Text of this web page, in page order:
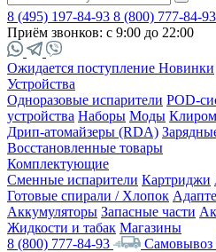
8 (495) 197-84-93 8 (800) 777-84-93
Приём звонков: с 9:00 до 22:00
Ожидается поступление Новинки
Устройства
Одноразовые испарители POD-
устройства Наборы Моды
Дрип-атомайзеры (RDA)
Восстановленные товары
Комплектующие
Сменные испарители Картриджи
Готовые спирали / Хлопок
Аккумуляторы Запасные части
Жидкости и табак Магазины
8 (800) 777-84-93
Самовывоз